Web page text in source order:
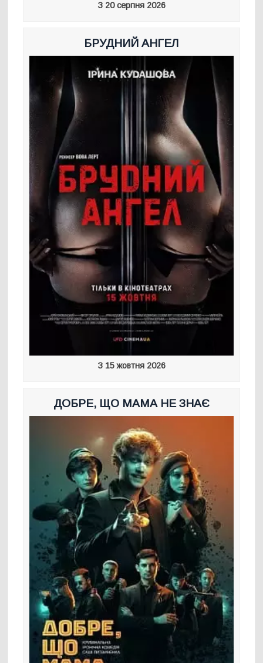
З 20 серпня 2026
БРУДНИЙ АНГЕЛ
З 15 жовтня 2026
ДОБРЕ, ЩО МАМА НЕ ЗНАЄ